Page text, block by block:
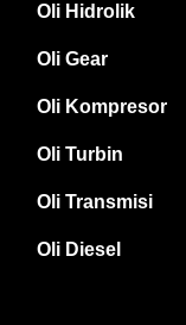
Oli Hidrolik
Oli Gear
Oli Kompresor
Oli Turbin
Oli Transmisi
Oli Diesel